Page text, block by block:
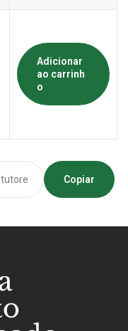
Adicionar
ao carrinh
o
Copiar